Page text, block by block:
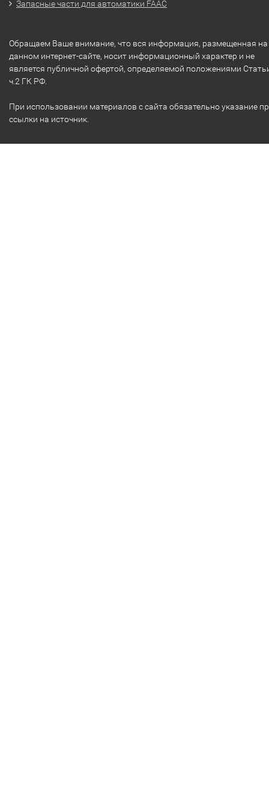
Запасные части для автоматики FAAC
Обращаем Ваше внимание, что вся информация, размещенная на
данном интернет-сайте, носит информационный характер и не
является публичной офертой, определяемой положениями
ч.2 ГК РФ.
При использовании материалов с сайта обязательно указание
ссылки на источник.